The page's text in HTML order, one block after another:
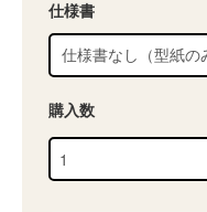
仕様書
購入数